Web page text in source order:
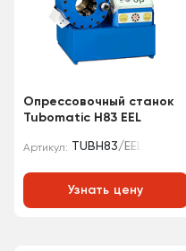
Опрессовочный станок
Tubomatic H83 EEL
Артикул: TUBH83/EEL
Узнать цену